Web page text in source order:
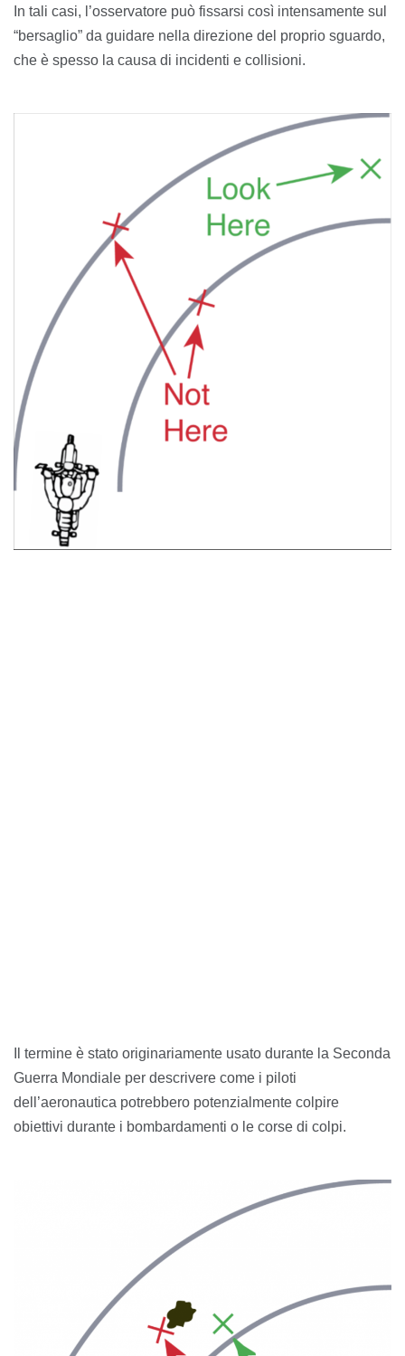
In tali casi, l’osservatore può fissarsi così intensamente sul
“bersaglio” da guidare nella direzione del proprio sguardo,
che è spesso la causa di incidenti e collisioni.
Il termine è stato originariamente usato durante la Seconda
Guerra Mondiale per descrivere come i piloti
dell’aeronautica potrebbero potenzialmente colpire
obiettivi durante i bombardamenti o le corse di colpi.